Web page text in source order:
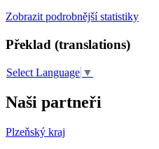
Zobrazit podrobnější statistiky
Překlad (translations)
Select Language ▼
Naši partneři
Plzeňský kraj